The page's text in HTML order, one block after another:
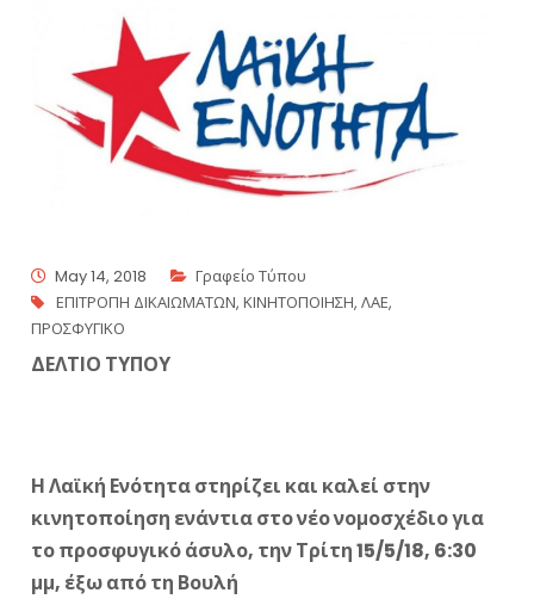
May 14, 2018
Γραφείο Τύπου
ΕΠΙΤΡΟΠΗ ΔΙΚΑΙΩΜΑΤΩΝ,ΚΙΝΗΤΟΠΟΙΗΣΗ,ΛΑΕ,
ΠΡΟΣΦΥΓΙΚΟ
ΔΕΛΤΙΟ ΤΥΠΟΥ
Η Λαϊκή Ενότητα στηρίζει και καλεί στην
κινητοποίηση ενάντια στο νέο νομοσχέδιο για
το προσφυγικό άσυλο, την Τρίτη 15/5/18, 6:30
μμ, έξω από τη Βουλή